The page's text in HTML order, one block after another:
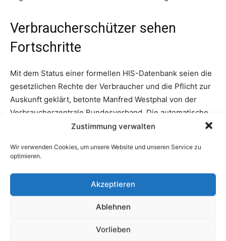
Zustimmung verwalten
Wir verwenden Cookies, um unsere Website und unseren Service zu
optimieren.
Akzeptieren
Ablehnen
Vorlieben